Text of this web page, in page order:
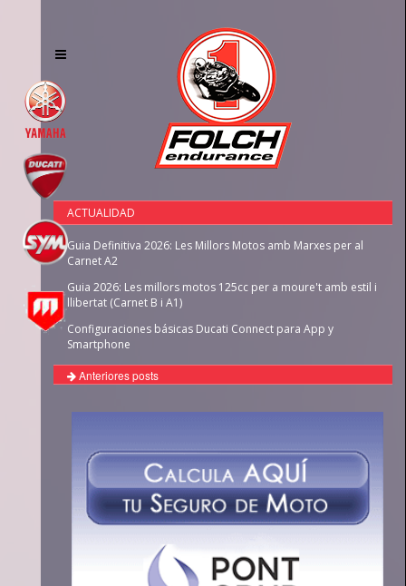
Toggle
ACTUALIDAD
Guia Definitiva 2026: Les Millors Motos amb Marxes per al
Carnet A2
Guia 2026: Les millors motos 125cc per a moure't amb estil i
llibertat (Carnet B i A1)
Configuraciones básicas Ducati Connect para App y
Smartphone
Anteriores posts